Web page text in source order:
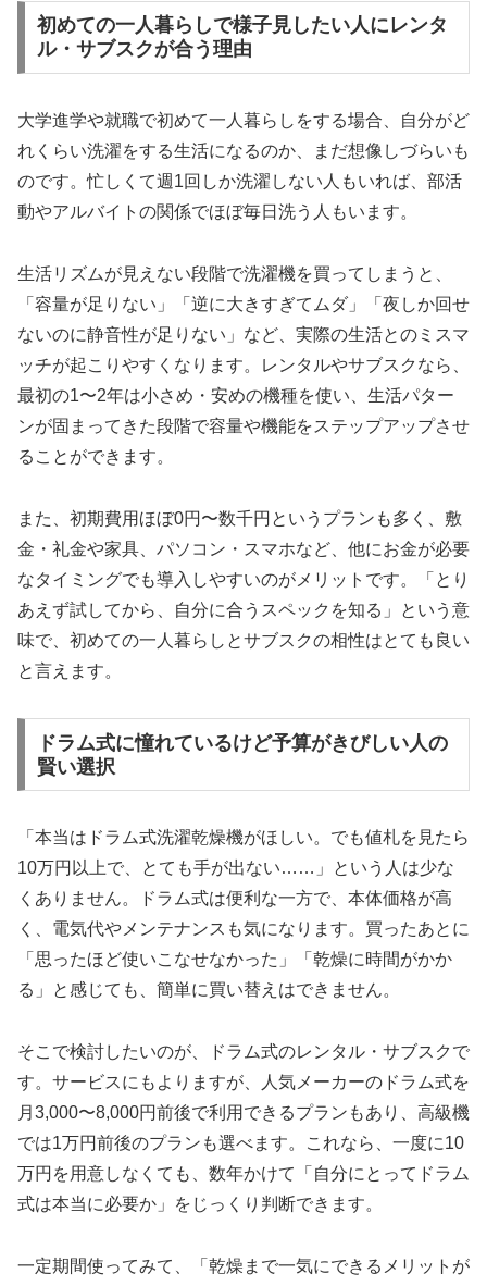
初めての一人暮らしで様子見したい人にレンタ
ル・サブスクが合う理由
大学進学や就職で初めて一人暮らしをする場合、自分がど
れくらい洗濯をする生活になるのか、まだ想像しづらいも
のです。忙しくて週1回しか洗濯しない人もいれば、部活
動やアルバイトの関係でほぼ毎日洗う人もいます。
生活リズムが見えない段階で洗濯機を買ってしまうと、
「容量が足りない」「逆に大きすぎてムダ」「夜しか回せ
ないのに静音性が足りない」など、実際の生活とのミスマ
ッチが起こりやすくなります。レンタルやサブスクなら、
最初の1〜2年は小さめ・安めの機種を使い、生活パター
ンが固まってきた段階で容量や機能をステップアップさせ
ることができます。
また、初期費用ほぼ0円〜数千円というプランも多く、敷
金・礼金や家具、パソコン・スマホなど、他にお金が必要
なタイミングでも導入しやすいのがメリットです。「とり
あえず試してから、自分に合うスペックを知る」という意
味で、初めての一人暮らしとサブスクの相性はとても良い
と言えます。
ドラム式に憧れているけど予算がきびしい人の
賢い選択
「本当はドラム式洗濯乾燥機がほしい。でも値札を見たら
10万円以上で、とても手が出ない……」という人は少な
くありません。ドラム式は便利な一方で、本体価格が高
く、電気代やメンテナンスも気になります。買ったあとに
「思ったほど使いこなせなかった」「乾燥に時間がかか
る」と感じても、簡単に買い替えはできません。
そこで検討したいのが、ドラム式のレンタル・サブスクで
す。サービスにもよりますが、人気メーカーのドラム式を
月3,000〜8,000円前後で利用できるプランもあり、高級機
では1万円前後のプランも選べます。これなら、一度に10
万円を用意しなくても、数年かけて「自分にとってドラム
式は本当に必要か」をじっくり判断できます。
一定期間使ってみて、「乾燥まで一気にできるメリットが